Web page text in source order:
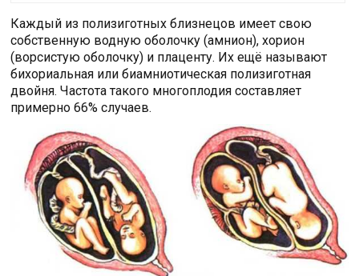
Каждый из полизиготных близнецов имеет свою
собственную водную оболочку (амнион), хорион
(ворсистую оболочку) и плаценту. Их ещё называют
бихориальная или биамниотическая полизиготная
двойня. Частота такого многоплодия составляет
примерно 66% случаев.